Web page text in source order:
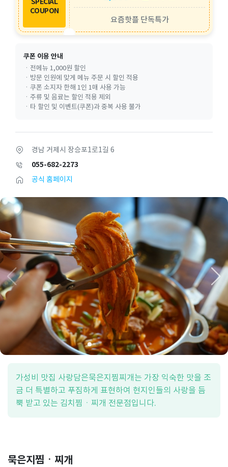
COUPON
요즘핫플 단독특가
쿠폰 이용 안내
ㆍ전메뉴 1,000원 할인
ㆍ방문 인원에 맞게 메뉴 주문 시 할인 적용
ㆍ쿠폰 소지자 한해 1인 1매 사용 가능
ㆍ주류 및 음료는 할인 적용 제외
ㆍ타 할인 및 이벤트(쿠폰)과 중복 사용 불가
경남 거제시 장승포1로1길 6
055-682-2273
공식 홈페이지
가성비 맛집 사랑담은묵은지찜찌개는 가장 익숙한 맛을 조
금 더 특별하고 푸짐하게 표현하여 현지인들의 사랑을 듬
뿍 받고 있는 김치찜ㆍ찌개 전문점입니다.
묵은지찜ㆍ찌개